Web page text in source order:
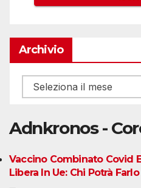
Archivio
Archivio
Adnkronos -
Vaccino Combinato Covid
Libera In Ue: Chi Potrà Farlo